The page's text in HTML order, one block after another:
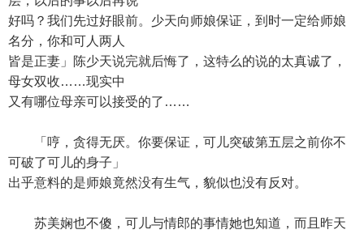
好吗？我们先过好眼前。少天向师娘保证，到时一定给师娘
名分，你和可人两人
皆是正妻」陈少天说完就后悔了，这特么的说的太真诚了，
母女双收……现实中
又有哪位母亲可以接受的了……
「哼，贪得无厌。你要保证，可儿突破第五层之前你不
可破了可儿的身子」
出乎意料的是师娘竟然没有生气，貌似也没有反对。
苏美娴也不傻，可儿与情郎的事情她也知道，而且昨天